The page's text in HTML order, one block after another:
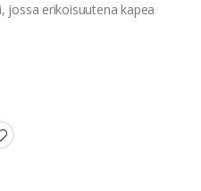
jossa erikoisuutena kapea